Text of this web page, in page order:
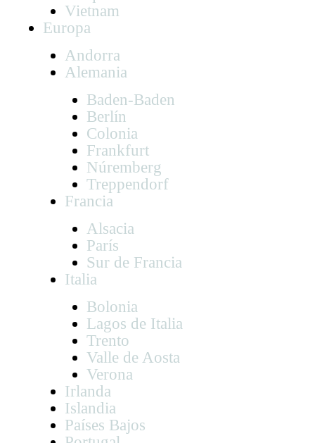
Vietnam
Europa
Andorra
Alemania
Baden-Baden
Berlín
Colonia
Frankfurt
Núremberg
Treppendorf
Francia
Alsacia
París
Sur de Francia
Italia
Bolonia
Lagos de Italia
Trento
Valle de Aosta
Verona
Irlanda
Islandia
Países Bajos